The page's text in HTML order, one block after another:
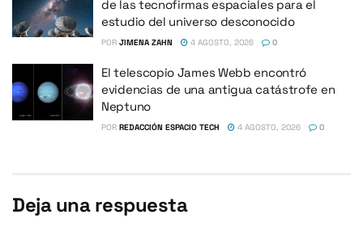
de las tecnofirmas espaciales para el
estudio del universo desconocido
POR JIMENA ZAHN 4 AGOSTO, 2026 0
El telescopio James Webb encontró
evidencias de una antigua catástrofe en
Neptuno
POR REDACCIÓN ESPACIO TECH 4 AGOSTO, 2026 0
Deja una respuesta